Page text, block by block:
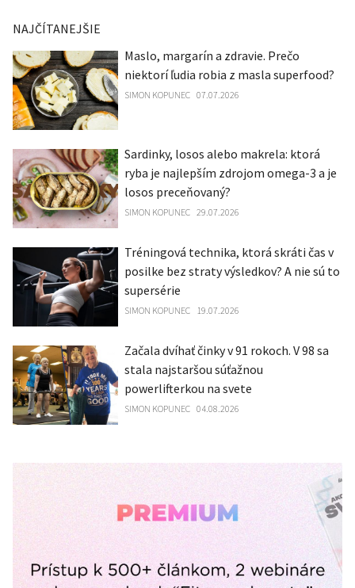
NAJČÍTANEJŠIE
Maslo, margarín a zdravie. Prečo
niektorí ľudia robia z masla superfood?
SIMON KOPUNEC 07.07.2026
Sardinky, losos alebo makrela: ktorá
ryba je najlepším zdrojom omega-3 a je
losos preceňovaný?
SIMON KOPUNEC 29.07.2026
Tréningová technika, ktorá skráti čas v
posilke bez straty výsledkov? A nie sú to
supersérie
SIMON KOPUNEC 19.07.2026
Začala dvíhať činky v 91 rokoch. V 98 sa
stala najstaršou súťažnou
powerlifterkou na svete
SIMON KOPUNEC 04.08.2026